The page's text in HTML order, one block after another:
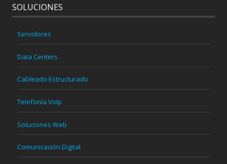
SOLUCIONES
Servidores
Data Centers
Cableado Estructurado
Telefonía VoIp
Soluciones Web
Comunicación Digital